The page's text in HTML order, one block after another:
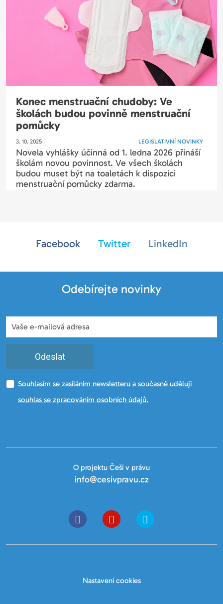
Konec menstruační chudoby: Ve
školách budou povinně menstruační
pomůcky
3. 10. 2025 LEGISLATIVNÍ NOVINKY
Novela vyhlášky účinná od 1. ledna 2026 přináší
školám novou povinnost. Ve všech školách
budou muset být na toaletách k dispozici
menstruační pomůcky zdarma.
Facebook Twitter LinkedIn
Odebírejte novinky
Odeslat
Souhlasím se zasíláním newsletteru a současně uděluji
souhlas se zpracováním osobních údajů.
O projektu Češi v právu
info@cesivpravu.cz
Nastavení cookies